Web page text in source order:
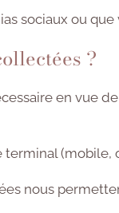
sociaux ou
?
en vue de
(mobile,
nous